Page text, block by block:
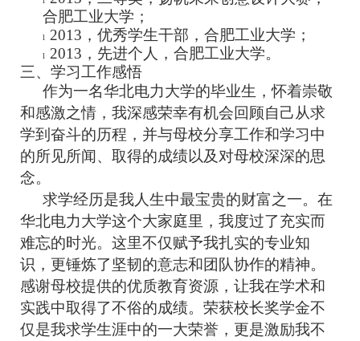
合肥工业大学；
l 2013 ， 优秀学生干部 ，合肥工业大学；
l 2013 ， 先进个人 ，合肥工业大学。
三、学习工作感悟
作为一名华北电力大学的毕业生，怀着崇敬
和感激之情，我深感荣幸有机会回顾自己从求
学到奋斗的历程，并与母校分享工作和学习中
的所见所闻、取得的成绩以及对母校深深的思
念。
求学经历是我人生中最宝贵的财富之一。在
华北电力大学这个大家庭里，我度过了充实而
难忘的时光。这里不仅赋予我扎实的专业知
识，更锤炼了坚韧的意志和团队协作的精神。
感谢母校提供的优质教育资源，让我在学术和
实践中取得了不俗的成绩。荣获校长奖学金不
仅是我求学生涯中的一大荣誉，更是激励我不